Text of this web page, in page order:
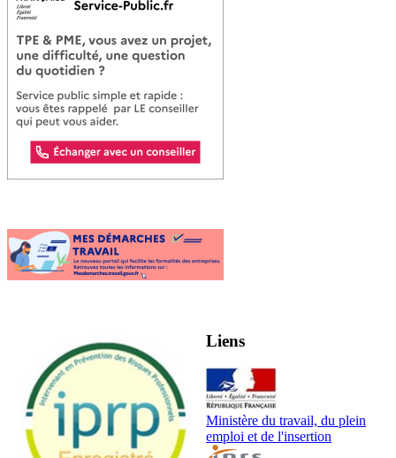
Liens
Ministère du travail, du plein
emploi et de l'insertion